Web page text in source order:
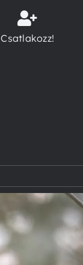
Csatlakozz!